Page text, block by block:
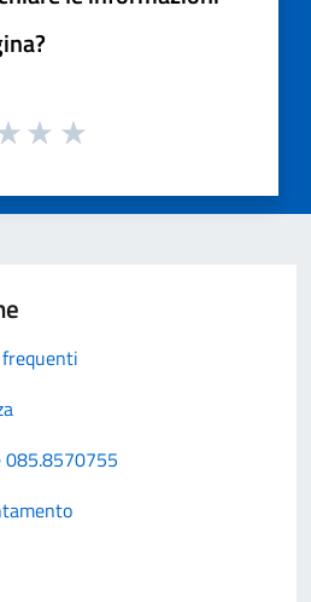
085.8570755